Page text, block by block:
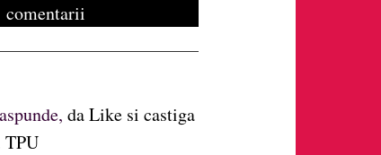
comentarii
da Like si castiga
TPU